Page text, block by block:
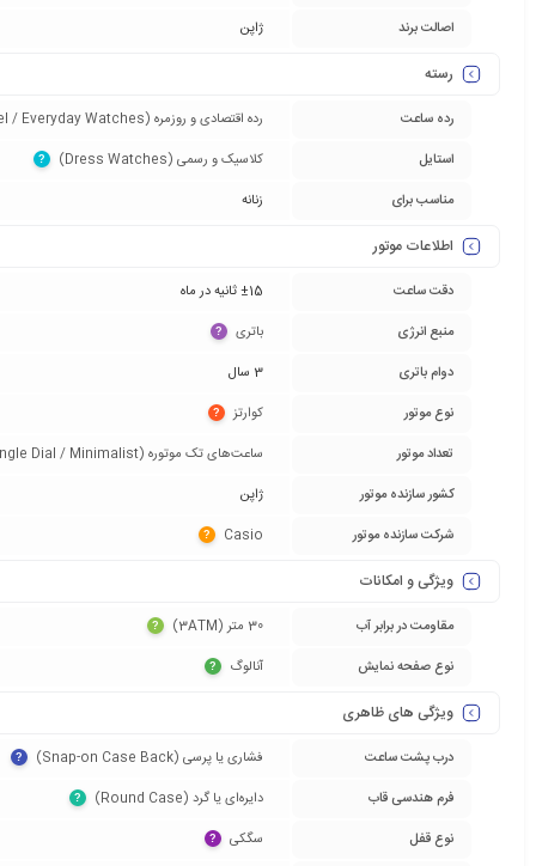
اصالت برند
ژاپن
رسته
رده ساعت
رده اقتصادی و روزمره (Entry-Level / Everyday Watches)‏
استایل
کلاسیک و رسمی (Dress Watches)‏ ?
مناسب برای زنانه
اطلاعات موتور
دقت ساعت
±15 ثانیه در ماه
منبع انرژی
باتری‏ ?
دوام باتری
3 سال
نوع موتور
کوارتز‏ ?
تعداد موتور
ساعت‌های تک موتوره (Single Dial / Minimalist)‏
کشور سازنده موتور
ژاپن
شرکت سازنده موتور
Casio‏
?
ویژگی و امکانات
مقاومت در برابر آب 30 متر (3ATM)‏ ?
نوع صفحه نمایش آنالوگ‏ ?
ویژگی های ظاهری
درب پشت ساعت فشاری یا پرسی (Snap-on Case Back)‏ ?
فرم هندسی قاب دایره‌ای یا گرد (Round Case)‏ ?
نوع قفل سگکی‏ ?